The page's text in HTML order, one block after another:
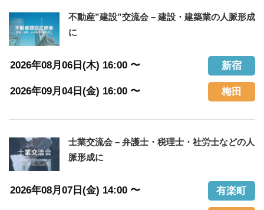
不動産”建設”交流会 – 建設・建築業の人脈形成
に
2026年08月06日(木) 16:00 〜 新宿
2026年09月04日(金) 16:00 〜 梅田
士業交流会 – 弁護士・税理士・社労士などの人
脈形成に
2026年08月07日(金) 14:00 〜 有楽町